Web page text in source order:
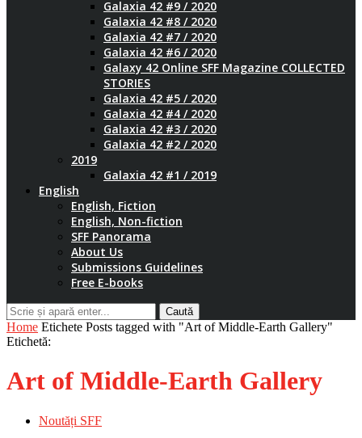
Galaxia 42 #9 / 2020
Galaxia 42 #8 / 2020
Galaxia 42 #7 / 2020
Galaxia 42 #6 / 2020
Galaxy 42 Online SFF Magazine COLLECTED
STORIES
Galaxia 42 #5 / 2020
Galaxia 42 #4 / 2020
Galaxia 42 #3 / 2020
Galaxia 42 #2 / 2020
2019
Galaxia 42 #1 / 2019
English
English, Fiction
English, Non-fiction
SFF Panorama
About Us
Submissions Guidelines
Free E-books
Caută
Home Etichete Posts tagged with "Art of Middle-Earth Gallery"
Etichetă:
Art of Middle-Earth Gallery
Noutăți SFF